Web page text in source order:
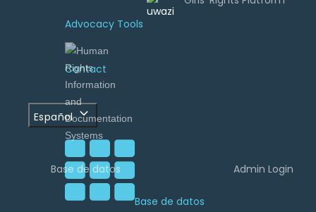
Advocacy Tools
Contact
Español
Base de datos
Base de datos Admin Login